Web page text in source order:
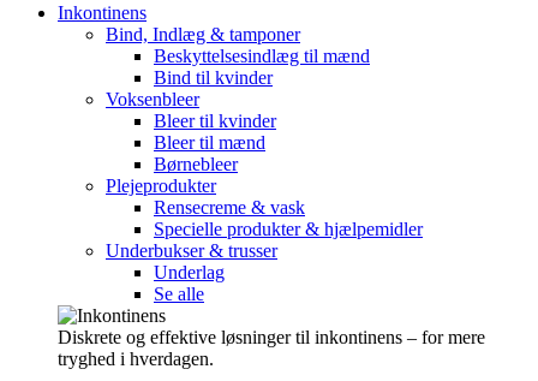
Inkontinens
Bind, Indlæg & tamponer
Beskyttelsesindlæg til mænd
Bind til kvinder
Voksenbleer
Bleer til kvinder
Bleer til mænd
Børnebleer
Plejeprodukter
Rensecreme & vask
Specielle produkter & hjælpemidler
Underbukser & trusser
Underlag
Se alle
Diskrete og effektive løsninger til inkontinens – for mere
tryghed i hverdagen.